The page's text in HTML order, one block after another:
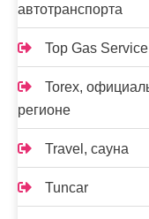
автотранспорта
Top Gas Service
Torex,
регионе
Travel, сауна
Tuncar